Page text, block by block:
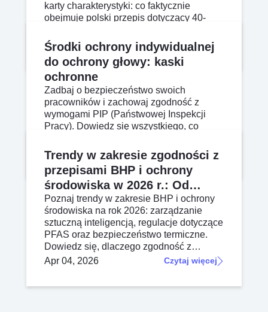
karty charakterystyki: co faktycznie
obejmuje polski przepis dotyczący 40-
rejestrów chemicznych oraz praktyczne
możliwości zapewnienia zgodności z
przepisam
Apr 17, 2026 Czytaj więcej
Środki ochrony indywidualnej
do ochrony głowy: kaski
ochronne
Zadbaj o bezpieczeństwo swoich
pracowników i zachowaj zgodność z
wymogami PIP (Państwowej Inspekcji
Pracy). Dowiedz się wszystkiego, co
jako środkach ochrony indywidualnej, w
tym o normach PN-EN 397 i ich konserwa
Apr 13, 2026 Czytaj więcej
Trendy w zakresie zgodności z
przepisami BHP i ochrony
środowiska w 2026 r.: Od
regulacji do odporności
biznesowej
Poznaj trendy w zakresie BHP i ochrony
środowiska na rok 2026: zarządzanie
sztuczną inteligencją, regulacje dotyczące
PFAS oraz bezpieczeństwo termiczne.
Dowiedz się, dlaczego zgodność z
przepisami stała się obecnie kluczową
Apr 04, 2026 Czytaj więcej